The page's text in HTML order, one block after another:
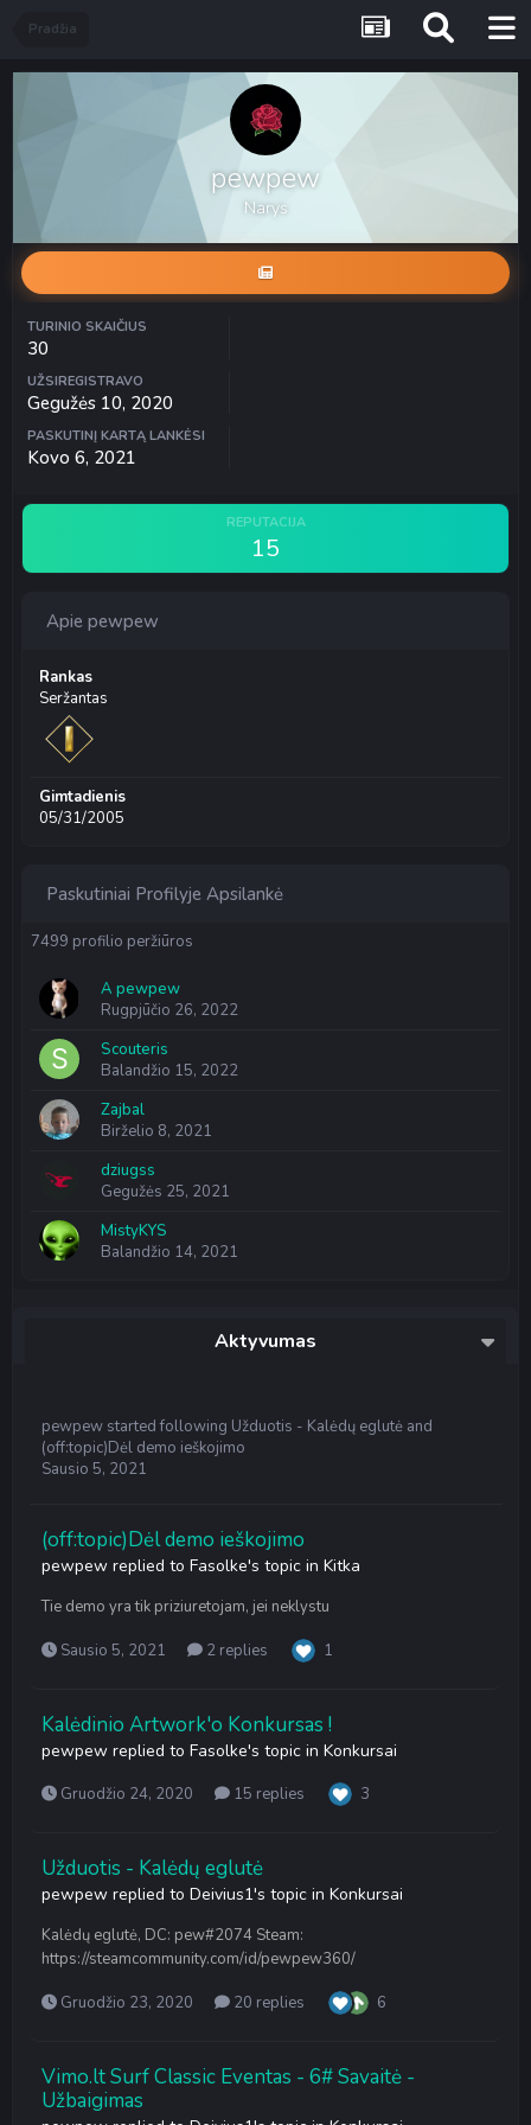
Pradžia
pewpew
Narys
TURINIO SKAIČIUS
30
UŽSIREGISTRAVO
Gegužės 10, 2020
PASKUTINĮ KARTĄ LANKĖSI
Kovo 6, 2021
REPUTACIJA
15
Apie pewpew
Rankas
Seržantas
Gimtadienis
05/31/2005
Paskutiniai Profilyje Apsilankė
7499 profilio peržiūros
A pewpew
Rugpjūčio 26, 2022
Scouteris
Balandžio 15, 2022
Zajbal
Birželio 8, 2021
dziugss
Gegužės 25, 2021
MistyKYS
Balandžio 14, 2021
Aktyvumas
pewpew started following Užduotis - Kalėdų eglutė and
(off:topic)Dėl demo ieškojimo
Sausio 5, 2021
(off:topic)Dėl demo ieškojimo
pewpew replied to Fasolke's topic in Kitka
Tie demo yra tik priziuretojam, jei neklystu
Sausio 5, 2021 2 replies 1
Kalėdinio Artwork'o Konkursas !
pewpew replied to Fasolke's topic in Konkursai
Gruodžio 24, 2020 15 replies 3
Užduotis - Kalėdų eglutė
pewpew replied to Deivius1's topic in Konkursai
Kalėdų eglutė, DC: pew#2074 Steam:
https://steamcommunity.com/id/pewpew360/
Gruodžio 23, 2020 20 replies 6
Vimo.lt Surf Classic Eventas - 6# Savaitė -
Užbaigimas